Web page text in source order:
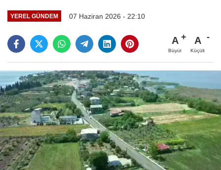
YEREL GÜNDEM 07 Haziran 2026 - 22:10
A
Büyüt
A
Küçült